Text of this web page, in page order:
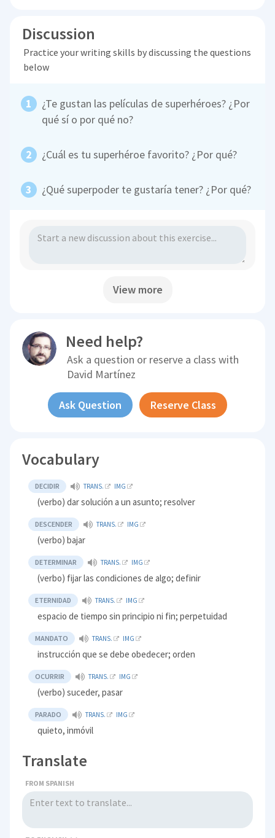
Discussion
Practice your writing skills by discussing the questions
below
¿Te gustan las películas de superhéroes? ¿Por
qué sí o por qué no?
¿Cuál es tu superhéroe favorito? ¿Por qué?
¿Qué superpoder te gustaría tener? ¿Por qué?
View more
Need help?
Ask a question or reserve a class with
David Martínez
Ask Question Reserve Class
Vocabulary
DECIDIR TRANS. IMG
(verbo) dar solución a un asunto; resolver
DESCENDER TRANS. IMG
(verbo) bajar
DETERMINAR TRANS. IMG
(verbo) fijar las condiciones de algo; definir
ETERNIDAD TRANS. IMG
espacio de tiempo sin principio ni fin; perpetuidad
MANDATO TRANS. IMG
instrucción que se debe obedecer; orden
OCURRIR TRANS. IMG
(verbo) suceder, pasar
PARADO TRANS. IMG
quieto, inmóvil
Translate
FROM SPANISH